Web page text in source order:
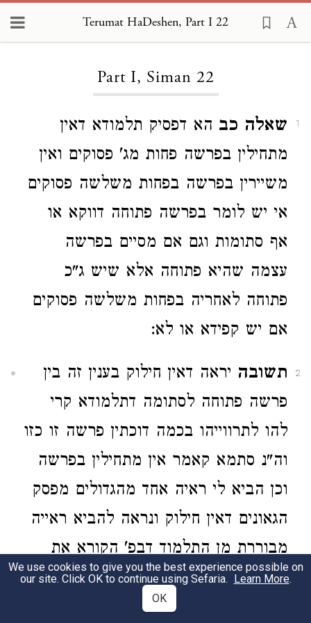
Terumat HaDeshen, Part I 22
Part I, Siman 22
1 שאלה כב הא דפסיק תלמודא דאין
מתחילין בפרשה פחות מג' פסוקים ואין
משיירין בפרשה בפחות משלשה פסוקים
אי יש לומר בפרשה פתוחה דווקא או
אף סתומות וגם אם מסיים בפרשה
עצמה שהיא פתוחה אלא שיש ג"כ
פתוחה לאחריה בפחות משלשה פסוקים
אם יש קפידא או לא:
2 תשובה יראה דאין חילוק בענין זה בין
פרשה פתוחה לסתומה דתלמודא קרי
להו לתרווייהו בכמה דוכתין פרשה זו כזו
וה"נ סתמא קאמר אין מתחילין בפרשה
וכן הביא לי ראיה אחד מהגדולים מפסק
הגאונים דאין חילוק ונראה להביא ראייה
מבוררת מן התלמוד דבפ' הקורא את
המגילה מעומד אתיא בעי מיניה רב
ששת מרב פרשת ר"ח קרינן כו' עד
We use cookies to give you the best experience possible on
our site. Click OK to continue using Sefaria. Learn More.
OK